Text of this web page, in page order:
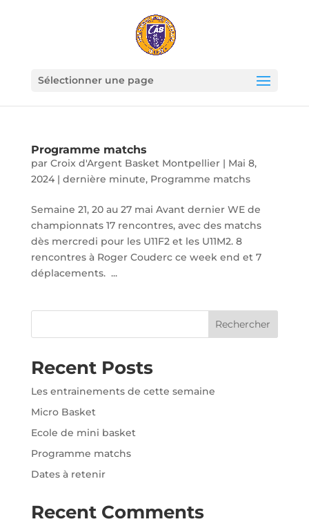
Sélectionner une page
Programme matchs
par Croix d'Argent Basket Montpellier| Mai 8,
2024| dernière minute, Programme matchs
Semaine 21, 20 au 27 mai Avant dernier WE de
championnats 17 rencontres, avec des matchs
dès mercredi pour les U11F2 et les U11M2. 8
rencontres à Roger Couderc ce week end et 7
déplacements. ...
Rechercher
Recent Posts
Les entrainements de cette semaine
Micro Basket
Ecole de mini basket
Programme matchs
Dates à retenir
Recent Comments